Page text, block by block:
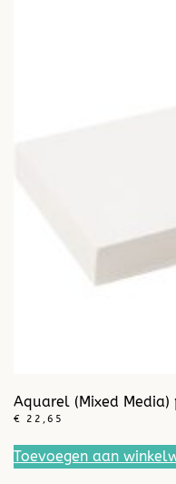
Aquarel (Mixed
€ 22,65
Toevoegen aan